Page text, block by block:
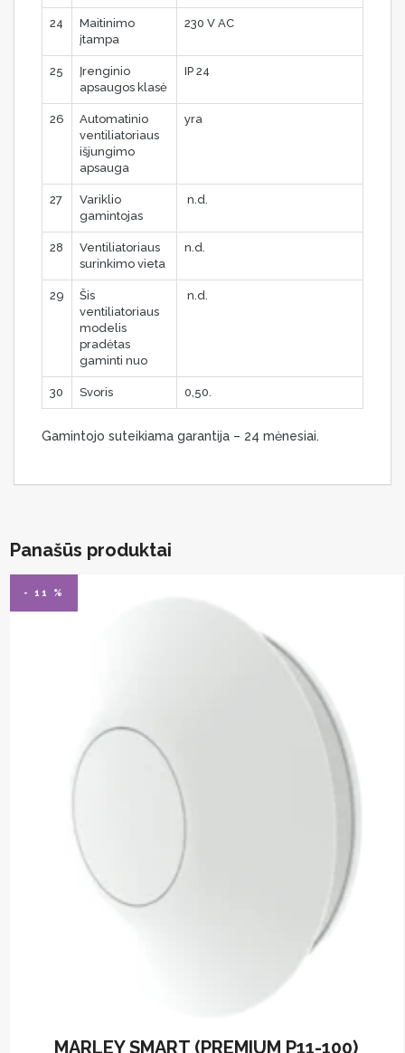
24
Maitinimo
įtampa
230 V AC
25
Įrenginio
apsaugos klasė
IP 24
26
Automatinio
ventiliatoriaus
išjungimo
apsauga
yra
27
Variklio
gamintojas
n.d.
28
Ventiliatoriaus
surinkimo vieta
n.d.
29
Šis
ventiliatoriaus
modelis
pradėtas
gaminti nuo
n.d.
30 Svoris 0,50.
Gamintojo suteikiama garantija – 24 mėnesiai.
Panašūs produktai
- 11 %
MARLEY SMART (PREMIUM P11-100)